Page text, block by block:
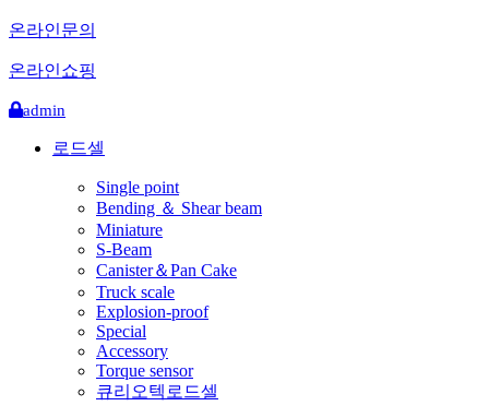
온라인문의
온라인쇼핑
admin
로드셀
Single point
Bending ＆ Shear beam
Miniature
S-Beam
Canister＆Pan Cake
Truck scale
Explosion-proof
Special
Accessory
Torque sensor
큐리오텍로드셀